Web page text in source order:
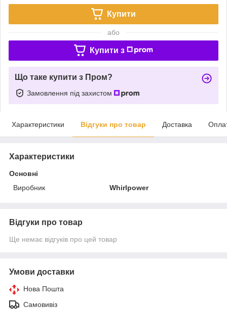
Купити
або
Купити з
Що таке купити з Пром?
Замовлення під захистом
Характеристики Відгуки про товар Доставка
Характеристики
Основні
Виробник
Whirlpower
Відгуки про товар
Ще немає відгуків про цей товар
Умови доставки
Нова Пошта
Самовивіз